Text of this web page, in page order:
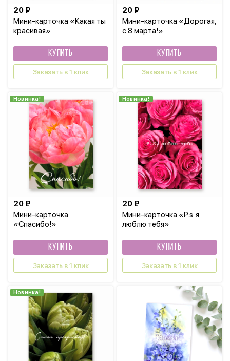
Мини-карточка «Какая ты
красивая»
20 ₽
КУПИТЬ
Заказать в 1 клик
Мини-карточка «Дорогая,
с 8 марта!»
20 ₽
КУПИТЬ
Заказать в 1 клик
Новинка!
Мини-карточка
«Спасибо!»
20 ₽
КУПИТЬ
Заказать в 1 клик
Новинка!
Мини-карточка «P.s. я
люблю тебя»
20 ₽
КУПИТЬ
Заказать в 1 клик
Новинка!